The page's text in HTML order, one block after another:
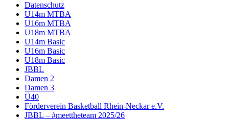
Datenschutz
U14m MTBA
U16m MTBA
U18m MTBA
U14m Basic
U16m Basic
U18m Basic
JBBL
Damen 2
Damen 3
Ü40
Förderverein Basketball Rhein-Neckar e.V.
JBBL – #meettheteam 2025/26